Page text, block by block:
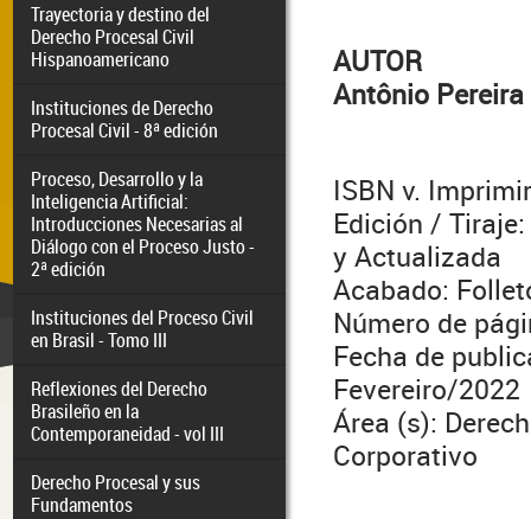
Trayectoria y destino del
Derecho Procesal Civil
Hispanoamericano
Instituciones de Derecho
Procesal Civil - 8ª edición
Proceso, Desarrollo y la
Inteligencia Artificial:
Introducciones Necesarias al
Diálogo con el Proceso Justo -
2ª edición
Instituciones del Proceso Civil
en Brasil - Tomo III
Reflexiones del Derecho
Brasileño en la
Contemporaneidad - vol III
Derecho Procesal y sus
Fundamentos
AUTOR
Antônio
ISBN v.
Edición /
y Actualizada
Acabado:
Número de
Fecha de
Fevereiro/2022
Área (s):
Corporativo